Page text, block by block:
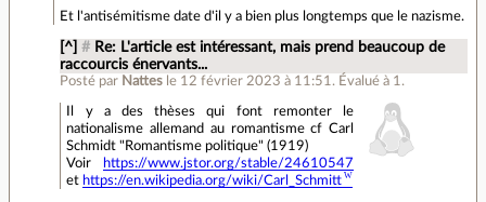
Et l'antisémitisme date d'il y a bien plus longtemps que le nazisme.
[^] # Re: L'article est intéressant, mais prend beaucoup de
raccourcis énervants...
Posté par Nattes le 12 février 2023 à 11:51 . Évalué à 1 .
Il y a des thèses qui font remonter le
nationalisme allemand au romantisme cf Carl
Schmidt "Romantisme politique" (1919)
Voir
https://www.jstor.org/stable/24610547
et https://en.wikipedia.org/wiki/Carl_Schmitt